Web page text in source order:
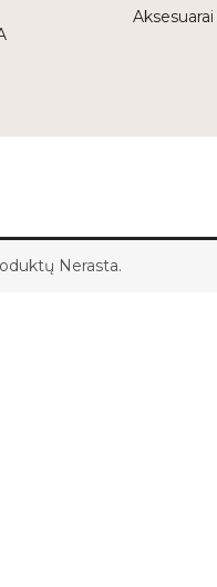
Aksesuarai
Nerasta.